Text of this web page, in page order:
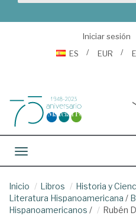
Iniciar sesión
ES
EUR
Toggle navigation
Inicio Libros Historia y
Literatura Hispanoamericana /
Hispanoamericanos / Rubén